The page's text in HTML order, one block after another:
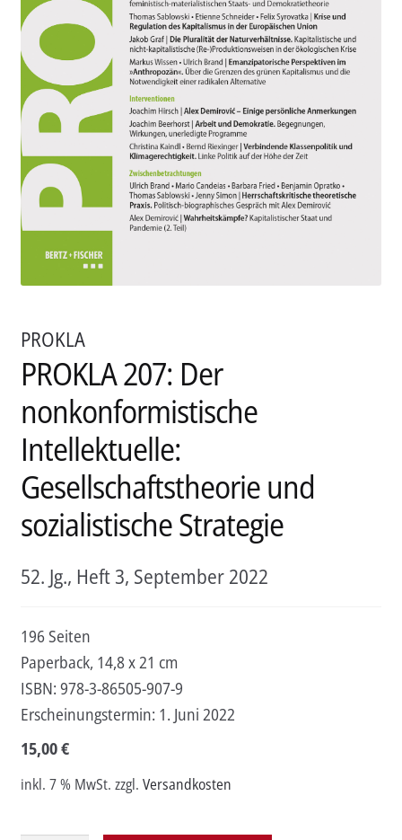
Handel
Service
Untermenü
Newsletter
PROKLA
PROKLA 207: Der
nonkonformistische
Intellektuelle:
Gesellschaftstheorie und
sozialistische Strategie
52. Jg., Heft 3, September 2022
196 Seiten
Paperback, 14,8 x 21 cm
ISBN: 978-3-86505-907-9
Erscheinungstermin: 1. Juni 2022
15,00€
inkl. 7 % MwSt. zzgl. Versandkosten